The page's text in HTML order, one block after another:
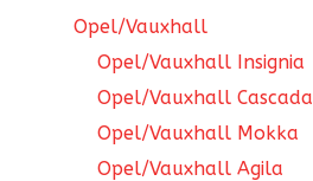
Opel/Vauxhall
Opel/Vauxhall Insignia
Opel/Vauxhall Cascada
Opel/Vauxhall Mokka
Opel/Vauxhall Agila